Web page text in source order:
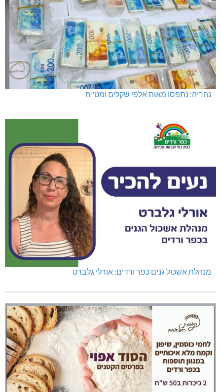
מועדון "פסק זמן" בגלריה הלבנה
נהריה: נתפסו מאות אלפי שקלים ומט"ח
מנהלת אשכול גנים כפר ורדים: אורלי גלברט